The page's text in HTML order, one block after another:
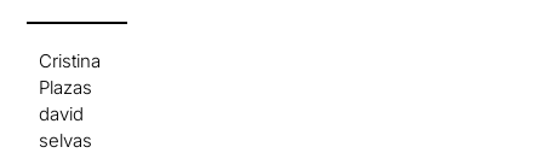
Cristina
Plazas
david
selvas